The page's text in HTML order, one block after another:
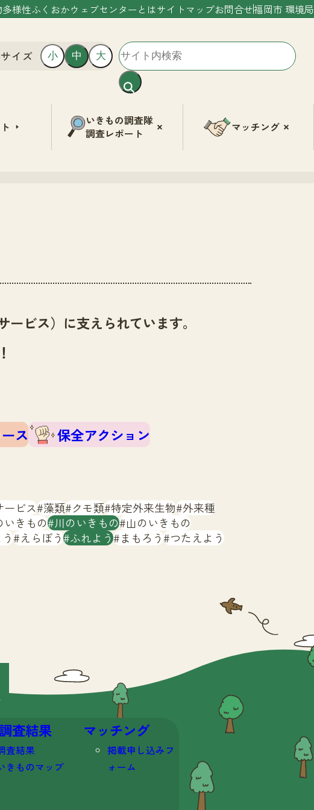
多様性ふくおかウェブセンターとはサイトマップお問合せ福岡市 環境局
イズ 小 中 大
いきもの調査隊
調査レポート
マッチング
ビス）に支えられています。
ス
保全アクション
ービス 藻類 クモ類 特定外来生物 外来種
いきもの 川のいきもの 山のいきもの
えらぼう ふれよう まもろう つたえよう
査結果
査結果
きものマップ
マッチング
掲載申し込みフ
ォーム